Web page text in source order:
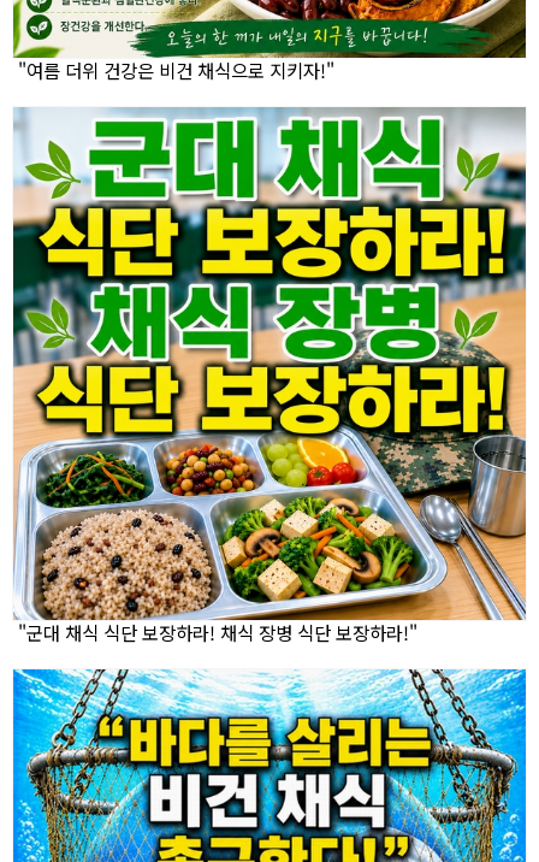
"여름 더위 건강은 비건 채식으로 지키자!"
"군대 채식 식단 보장하라! 채식 장병 식단 보장하라!"